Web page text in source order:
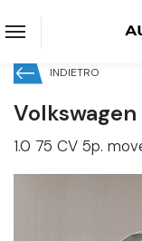
INDIETRO
Volkswagen
1.0 75 CV 5p.
Prenota
impegno di